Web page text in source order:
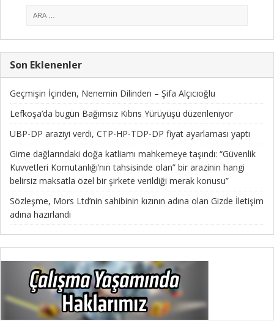
Son Eklenenler
Geçmişin İçinden, Nenemin Dilinden – Şifa Alçıcıoğlu
Lefkoşa’da bugün Bağımsız Kıbrıs Yürüyüşü düzenleniyor
UBP-DP araziyi verdi, CTP-HP-TDP-DP fiyat ayarlaması yaptı
Girne dağlarındaki doğa katliamı mahkemeye taşındı: “Güvenlik
Kuvvetleri Komutanlığı’nın tahsisinde olan” bir arazinin hangi
belirsiz maksatla özel bir şirkete verildiği merak konusu”
Sözleşme, Mors Ltd’nin sahibinin kızının adına olan Gizde İletişim
adına hazırlandı